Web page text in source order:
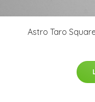
Astro Taro